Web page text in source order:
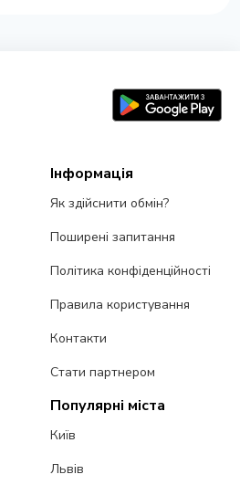
Інформація
Як здійснити обмін?
Поширені запитання
Політика конфіденційності
Правила користування
Контакти
Стати партнером
Популярні міста
Київ
Львів